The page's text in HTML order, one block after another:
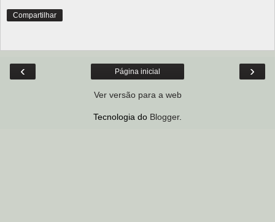
Compartilhar
‹ ›
Página inicial
Ver versão para a web
Tecnologia do Blogger.